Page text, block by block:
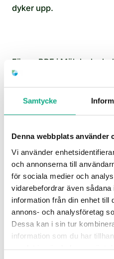
Samtycke
Denna webbplats använder
Vi använder
och annonserna till
för sociala medier och
vidarebefordrar även
information från din enhet till
annons- och analysföretag
Dessa kan i sin tur
information som du har
dyker upp.
För en BRF i Mölnlycke
lugnare driftsituation. För
Landvetter handlar det
rulla utan att driften
leverantörer. Ett samlat
fastigheten och hålla den i